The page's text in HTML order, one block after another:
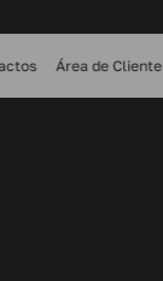
Área de Cliente